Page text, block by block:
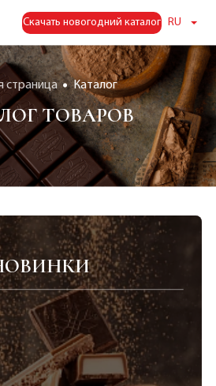
Скачать новогодний каталог RU
страница Каталог
ТОВАРОВ